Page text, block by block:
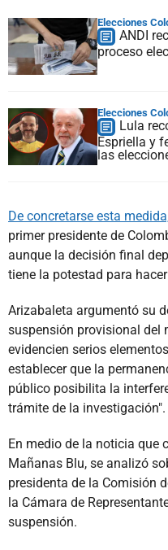
Elecciones
ANDI
proceso
Elecciones
Lula
Espriella y
las
De concretarse esta
primer presidente de
aunque la decisión final
tiene la potestad para
Arizabaleta argumentó su
suspensión provisional del
evidencien serios
establecer que la
público posibilita la
trámite de la investigación".
En medio de la noticia que
Mañanas Blu, se analizó
presidenta de la Comisión
la Cámara de
suspensión.